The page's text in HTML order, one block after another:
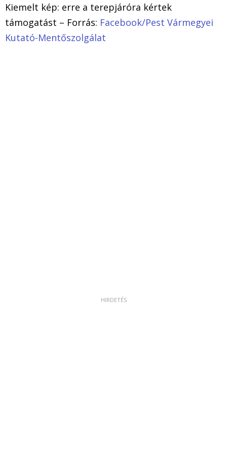
Kiemelt kép: erre a terepjáróra kértek
támogatást – Forrás: Facebook/Pest Vármegyei
Kutató-Mentőszolgálat